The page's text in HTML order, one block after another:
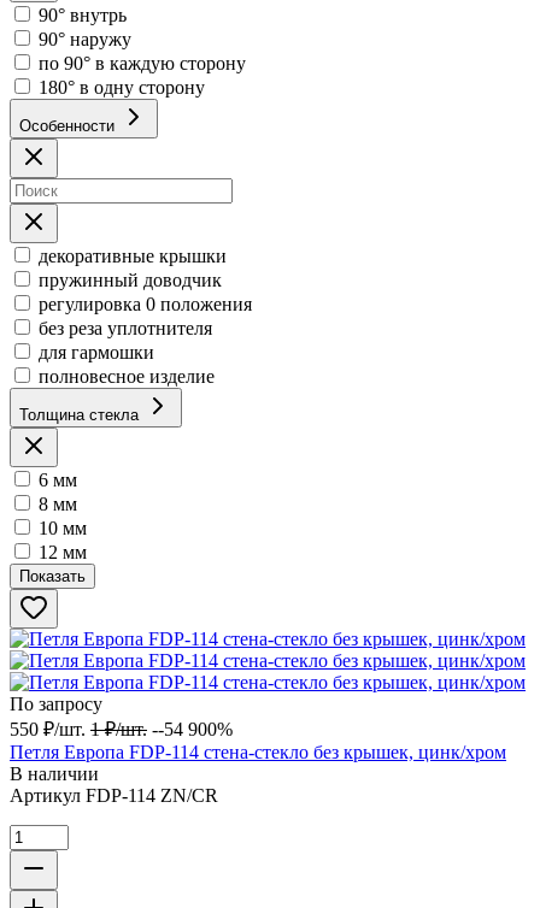
90° внутрь
90° наружу
по 90° в каждую сторону
180° в одну сторону
Особенности
декоративные крышки
пружинный доводчик
регулировка 0 положения
без реза уплотнителя
для гармошки
полновесное изделие
Толщина стекла
6 мм
8 мм
10 мм
12 мм
Показать
По запросу
550 ₽/шт. 1 ₽/шт. --54 900%
Петля Европа FDP-114 стена-стекло без крышек, цинк/хром
В наличии
Артикул FDP-114 ZN/CR